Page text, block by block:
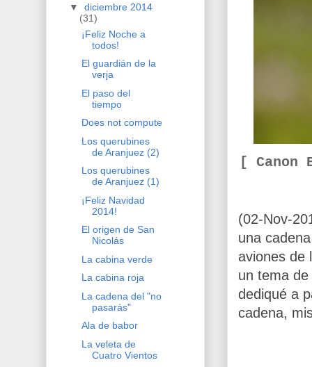
[ Canon
(02-Nov-
una
aviones de
un tema
dediqué a
cadena,
▼ diciembre 2014
(31)
¡Feliz Noche a
todos!
El guardián de la
verja
El paso del
tiempo
Does not compute
Los querubines
de Aranjuez (2)
Los querubines
de Aranjuez (1)
¡Feliz Navidad
2014!
El origen de San
Nicolás
La cabina verde
La cabina roja
La cadena del "no
pasarás"
Ala de babor
La veleta de
Cuatro Vientos